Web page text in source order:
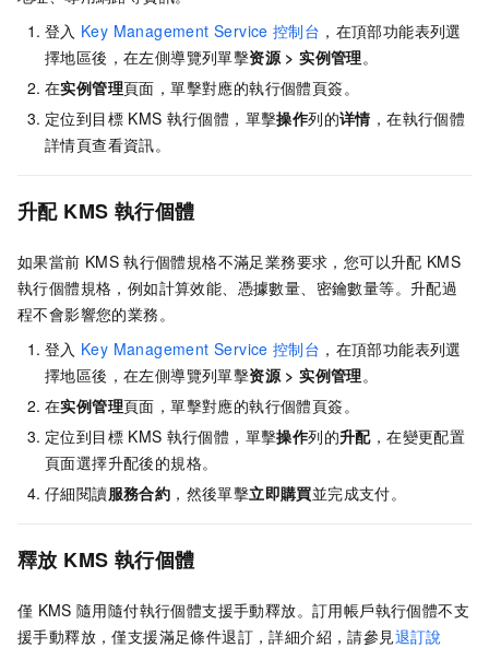
登入 Key Management Service 控制台 ，在頂部功能表列選
擇地區後，在左側導覽列單擊资源 >实例管理。
在实例管理頁面，單擊對應的執行個體頁簽。
定位到目標 KMS 執行個體，單擊操作列的详情，在執行個體
詳情頁查看資訊。
升配 KMS 執行個體
如果當前 KMS 執行個體規格不滿足業務要求，您可以升配 KMS
執行個體規格，例如計算效能、憑據數量、密鑰數量等。升配過
程不會影響您的業務。
登入 Key Management Service 控制台 ，在頂部功能表列選
擇地區後，在左側導覽列單擊资源 >实例管理。
在实例管理頁面，單擊對應的執行個體頁簽。
定位到目標 KMS 執行個體，單擊操作列的升配，在變更配置
頁面選擇升配後的規格。
仔細閱讀服務合約 ，然後單擊立即購買並完成支付。
釋放 KMS 執行個體
僅 KMS 隨用隨付執行個體支援手動釋放。訂用帳戶執行個體不支
援手動釋放，僅支援滿足條件退訂，詳細介紹，請參見退訂說